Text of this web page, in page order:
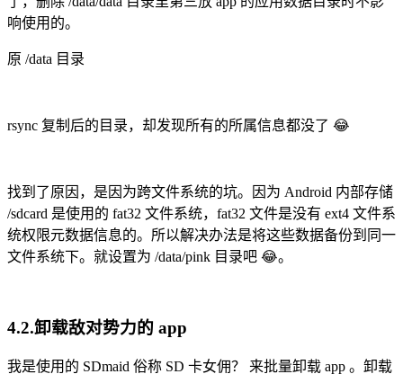
响使用的。
原 /data 目录
rsync 复制后的目录，却发现所有的所属信息都没了 😂
找到了原因，是因为跨文件系统的坑。因为 Android 内部存储
/sdcard 是使用的 fat32 文件系统，fat32 文件是没有 ext4 文件系
统权限元数据信息的。所以解决办法是将这些数据备份到同一
文件系统下。就设置为 /data/pink 目录吧 😂。
4.2.卸载敌对势力的 app
我是使用的 SDmaid 俗称 SD 卡女佣？ 来批量卸载 app 。卸载